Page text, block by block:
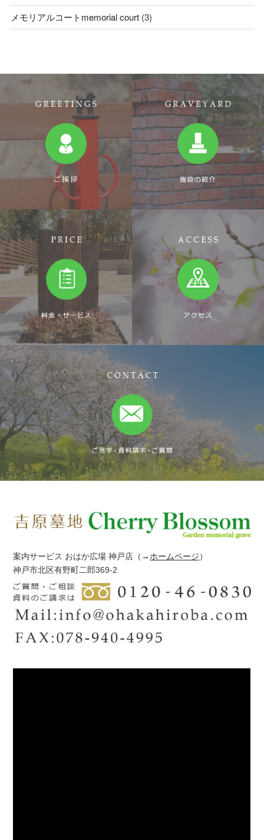
メモリアルコートmemorial court(3)
案内サービス おはか広場 神戸店 （→ ホームページ）
神戸市北区有野町二郎369-2